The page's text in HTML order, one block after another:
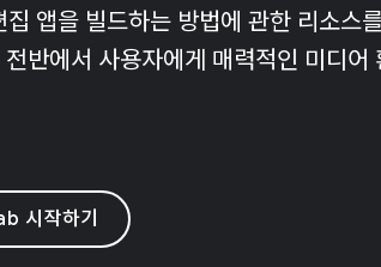
앱을 빌드하는 방법에 관한 리소스
반에서 사용자에게 매력적인 미디어
시작하기